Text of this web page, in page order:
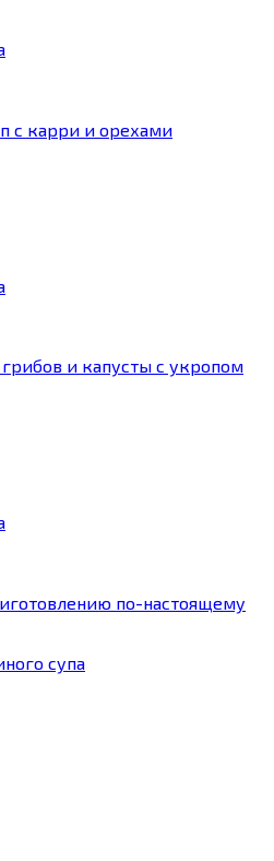
с карри и орехами
и капусты с укропом
по-настоящему
супа